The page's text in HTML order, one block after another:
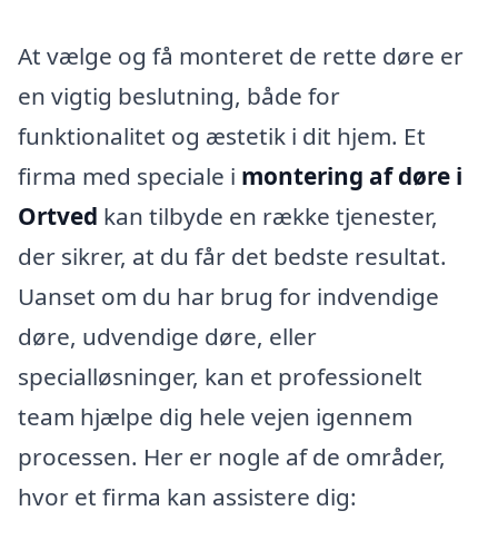
At vælge og få monteret de rette døre er
en vigtig beslutning, både for
funktionalitet og æstetik i dit hjem. Et
firma med speciale i montering af døre i
Ortved kan tilbyde en række tjenester,
der sikrer, at du får det bedste resultat.
Uanset om du har brug for indvendige
døre, udvendige døre, eller
specialløsninger, kan et professionelt
team hjælpe dig hele vejen igennem
processen. Her er nogle af de områder,
hvor et firma kan assistere dig: